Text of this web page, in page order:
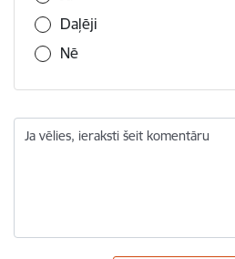
Daļēji
Nē
Ja vēlies, ieraksti šeit komentāru